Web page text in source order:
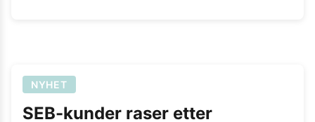
NYHET
SEB-kunder raser etter